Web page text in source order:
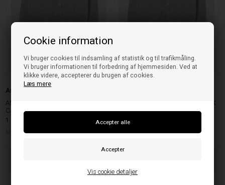
Cookie information
Vi bruger cookies til indsamling af statistik og til trafikmåling.
Vi bruger informationen til forbedring af hjemmesiden. Ved at
klikke videre, accepterer du brugen af cookies.
Læs mere
Vis cookie detaljer
American Vintage
AMERICAN VINTAGE VITO19E
CARDIGAN LIGHT GREY MELANGE
1.199,95
AMERICAN VINTAGE VITO19E STRIK
LIGHT GREY MELANGE
1.349,95
S M